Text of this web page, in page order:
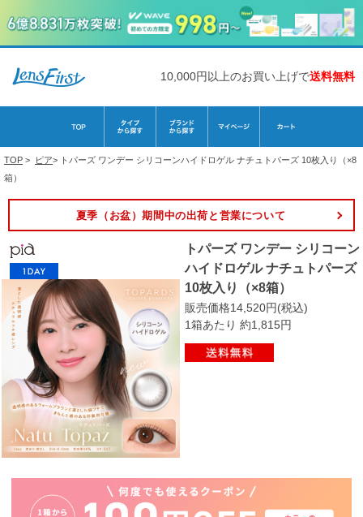
10,000円以上のお買い上げで送料無料
TOP > ピア> トパーズ ワンデー シリコーンハイドロゲル ナチュトパーズ 10枚入り（×8
箱）
夏季（お盆）期間中の出荷と営業について
トパーズ ワンデー シリコーン
ハイドロゲル ナチュトパーズ
10枚入り（×8箱）
販売価格14,520円(税込)
1箱あたり 約1,815円